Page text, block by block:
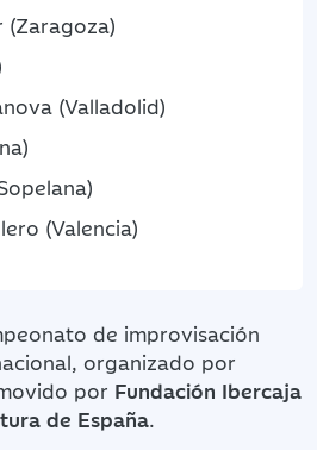
(Zaragoza)
(Valladolid)
(Valencia)
de improvisación
organizado por
por Fundación Ibercaja
de España.